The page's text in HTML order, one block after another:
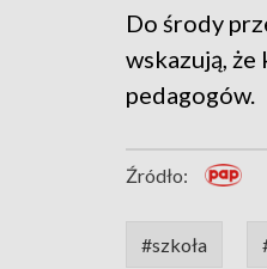
Do środy
wskazują,
pedagogów.
Źródło:
#szkoła